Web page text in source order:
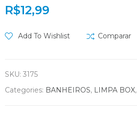
R$12,99
Add To Wishlist Comparar
SKU: 3175
Categories: BANHEIROS, LIMPA BOX,